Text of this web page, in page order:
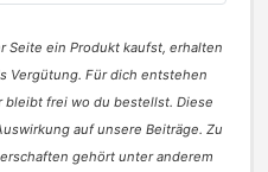
Seite ein Produkt kaufst, erhalten
Vergütung. Für dich entstehen
frei wo du bestellst. Diese
auf unsere Beiträge. Zu
gehört unter anderem